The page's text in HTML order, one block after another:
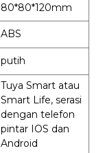
80*80*120mm
ABS
putih
Tuya Smart atau
Smart Life, serasi
dengan telefon
pintar IOS dan
Android